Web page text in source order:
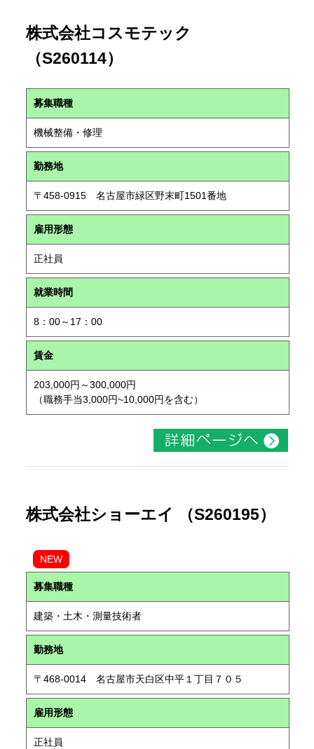
株式会社コスモテック
（S260114）
募集職種
機械整備・修理
勤務地
〒458-0915 名古屋市緑区野末町1501番地
雇用形態
正社員
就業時間
8：00～17：00
賃金
203,000円～300,000円
（職務手当3,000円~10,000円を含む）
株式会社ショーエイ （S260195）
NEW
募集職種
建築・土木・測量技術者
勤務地
〒468-0014 名古屋市天白区中平１丁目７０５
雇用形態
正社員